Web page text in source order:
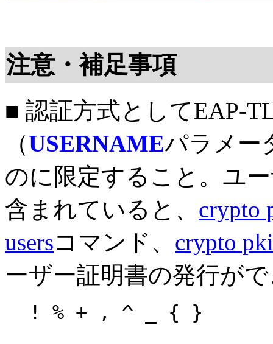
注意・補足事項
■ 認証方式としてEAP-
（USERNAMEパラメー
のに限定すること。ユ
含まれていると、 crypto
usersコマンド、 crypto
ーザー証明書の発行が
! % + , ^ _ { }